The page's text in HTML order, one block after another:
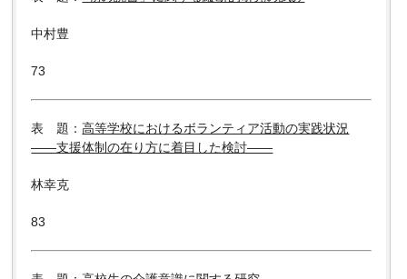
中村豊
73
表 題：高等学校におけるボランティア活動の実践状況
――支援体制の在り方に着目した検討――
林幸克
83